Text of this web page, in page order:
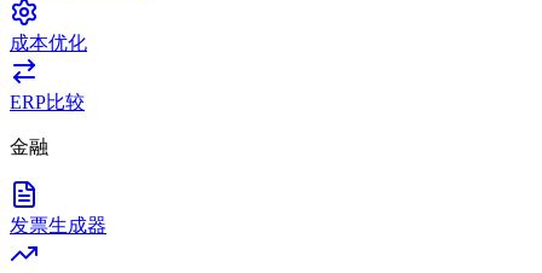
成本优化
ERP比较
金融
发票生成器